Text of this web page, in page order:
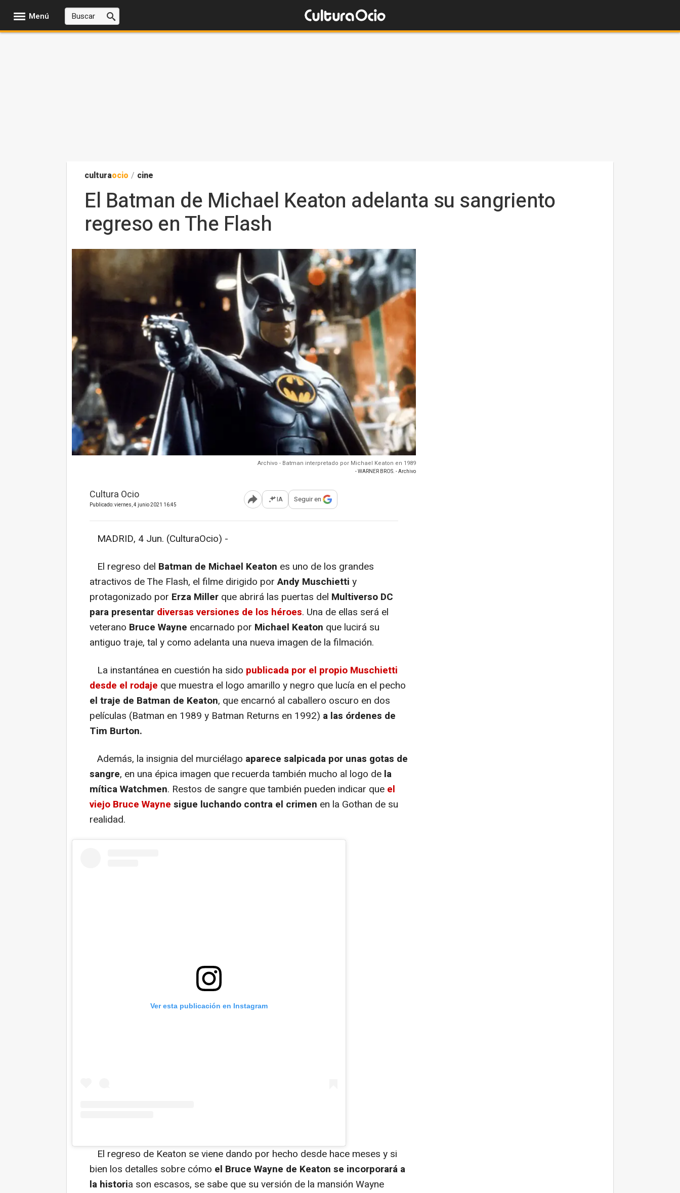
Menú
culturaocio / cine
El Batman de Michael Keaton adelanta su sangriento
regreso en The Flash
Archivo - Batman interpretado por Michael Keaton en 1989
- WARNER BROS. - Archivo
Cultura Ocio
Publicado: viernes, 4 junio 2021 16:45 Abrir opciones para compartir
IA Seguir en
MADRID, 4 Jun. (CulturaOcio) -
El regreso del Batman de Michael Keaton es uno de los grandes
atractivos de The Flash, el filme dirigido porAndy Muschietti y
protagonizado por Erza Miller que abrirá las puertas del Multiverso DC
para presentar diversas versiones de los héroes. Una de ellas será el
veterano Bruce Wayne encarnado por Michael Keaton que lucirá su
antiguo traje, tal y como adelanta una nueva imagen de la filmación.
La instantánea en cuestión ha sido publicada por el propio Muschietti
desde el rodaje que muestra el logo amarillo y negro que lucía en el pecho
el traje de Batman de Keaton, que encarnó al caballero oscuro en dos
películas (Batman en 1989 y Batman Returns en 1992) a las órdenes de
Tim Burton.
Además, la insignia del murciélago aparece salpicada por unas gotas de
sangre, en una épica imagen que recuerda también mucho al logo de la
mítica Watchmen. Restos de sangre que también pueden indicar que el
viejo Bruce Wayne sigue luchando contra el crimen en la Gothan de su
realidad.
Ver esta publicación en Instagram
El regreso de Keaton se viene dando por hecho desde hace meses y si
bien los detalles sobre cómo el Bruce Wayne de Keaton se incorporará a
la historia son escasos, se sabe que su versión de la mansión Wayne